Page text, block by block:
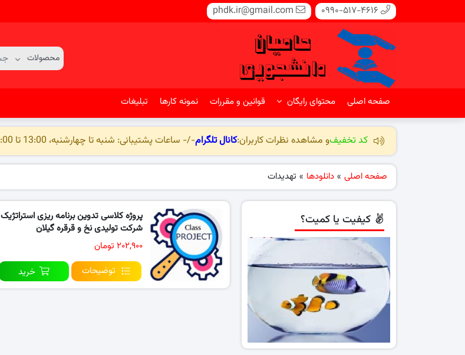
0990-517-4616
phdk.ir@gmail.com
صفحه اصلی محتوای رایگان قوانین و مقررات نمونه کارها تبلیغات
کد تخفیفو مشاهده نظرات کاربران:کانال تلگرام-/- ساعات پشتیبانی: شنبه تا چهارشنبه، 13:00 تا 01:00 -/-
صفحه اصلی » دانلودها » تهدیدات
پروژه کلاسی تدوین برنامه ریزی استراتژیک
شرکت تولیدی نخ و قرقره گیلان
۲۰۲,۹۰۰ تومان
توضیحات
خرید
کیفیت یا کمیت؟